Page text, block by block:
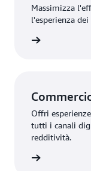
Massimizza
l'esperienza
Offri
tutti i canali
redditività.